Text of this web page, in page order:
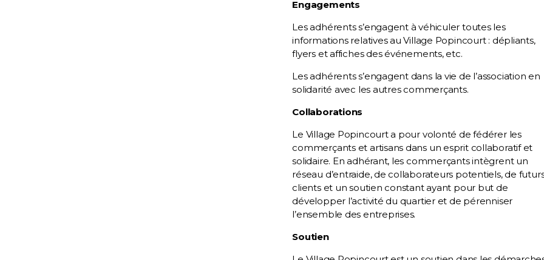
Engagements
Les adhérents s’engagent à véhiculer toutes les
informations relatives au Village Popincourt : dépliants,
flyers et affiches des événements, etc.
Les adhérents s’engagent dans la vie de l’association en
solidarité avec les autres commerçants.
Collaborations
Le Village Popincourt a pour volonté de fédérer les
commerçants et artisans dans un esprit collaboratif et
solidaire. En adhérant, les commerçants intègrent un
réseau d’entraide, de collaborateurs potentiels, de
clients et un soutien constant ayant pour but de
développer l’activité du quartier et de pérenniser
l’ensemble des entreprises.
Soutien